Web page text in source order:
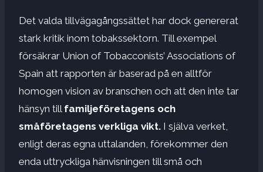
Det valda tillvägagångssättet har dock genererat
stark kritik inom tobakssektorn. Till exempel
försäkrar Union of Tobacconists’ Associations of
Spain att rapporten är baserad på en alltför
homogen vision av branschen och att den inte tar
hänsyn till familjeföretagens och
småföretagens verkliga vikt. I själva verket,
enligt deras egna uttalanden, förekommer den
enda uttryckliga hänvisningen till små och